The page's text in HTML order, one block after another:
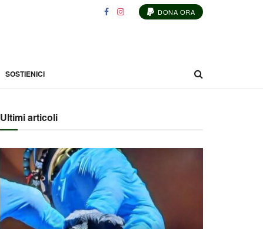
DONA ORA
SOSTIENICI
Ultimi articoli